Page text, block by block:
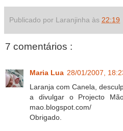
Publicado por Laranjinha às 22:19
7 comentários :
Maria Lua 28/01/2007,
Laranja com Canela,
a divulgar o Projecto
mao.blogspot.com/
Obrigado.